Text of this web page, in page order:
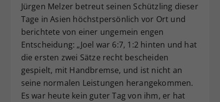
Jürgen Melzer betreut seinen Schützling dieser
Tage in Asien höchstpersönlich vor Ort und
berichtete von einer ungemein engen
Entscheidung: „Joel war 6:7, 1:2 hinten und hat
die ersten zwei Sätze recht bescheiden
gespielt, mit Handbremse, und ist nicht an
seine normalen Leistungen herangekommen.
Es war heute kein guter Tag von ihm, er hat